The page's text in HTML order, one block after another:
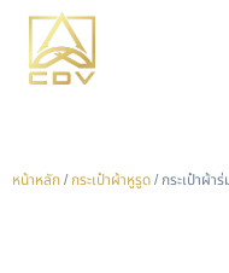
หน้าหลัก / กระเป๋าผ้าหูรูด / กระเป๋าผ้า